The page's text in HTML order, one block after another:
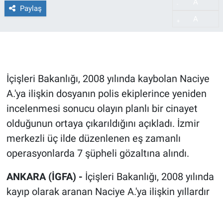
Paylaş
İçişleri Bakanlığı, 2008 yılında kaybolan Naciye
A.'ya ilişkin dosyanın polis ekiplerince yeniden
incelenmesi sonucu olayın planlı bir cinayet
olduğunun ortaya çıkarıldığını açıkladı. İzmir
merkezli üç ilde düzenlenen eş zamanlı
operasyonlarda 7 şüpheli gözaltına alındı.
ANKARA (İGFA) - İçişleri Bakanlığı, 2008 yılında
kayıp olarak aranan Naciye A.'ya ilişkin yıllardır